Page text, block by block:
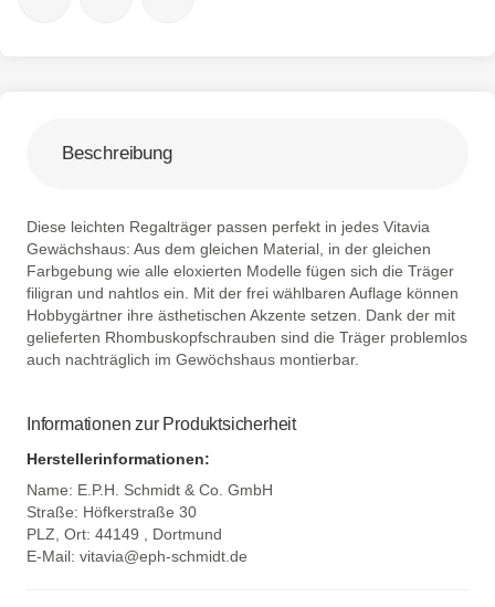
Beschreibung
Diese leichten Regalträger passen perfekt in jedes Vitavia
Gewächshaus: Aus dem gleichen Material, in der gleichen
Farbgebung wie alle eloxierten Modelle fügen sich die Träger
filigran und nahtlos ein. Mit der frei wählbaren Auflage können
Hobbygärtner ihre ästhetischen Akzente setzen. Dank der mit
gelieferten Rhombuskopfschrauben sind die Träger problemlos
auch nachträglich im Gewöchshaus montierbar.
Informationen zur Produktsicherheit
Herstellerinformationen:
Name: E.P.H. Schmidt & Co. GmbH
Straße: Höfkerstraße 30
PLZ, Ort: 44149 , Dortmund
E-Mail: vitavia@eph-schmidt.de